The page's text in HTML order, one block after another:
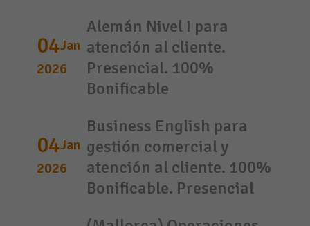
04Jan
2026
Alemán Nivel I para
atención al cliente.
Presencial. 100%
Bonificable
04Jan
2026
Business English para
gestión comercial y
atención al cliente. 100%
Bonificable. Presencial